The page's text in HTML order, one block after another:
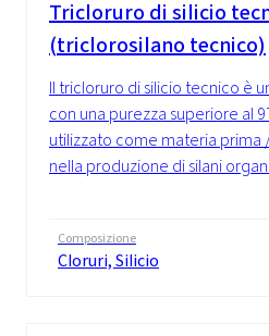
Tricloruro di silicio
(triclorosilano tecnico)
Il tricloruro di silicio tecnico è
con una purezza superiore al
utilizzato come materia
nella produzione di silani
Composizione
Cloruri, Silicio